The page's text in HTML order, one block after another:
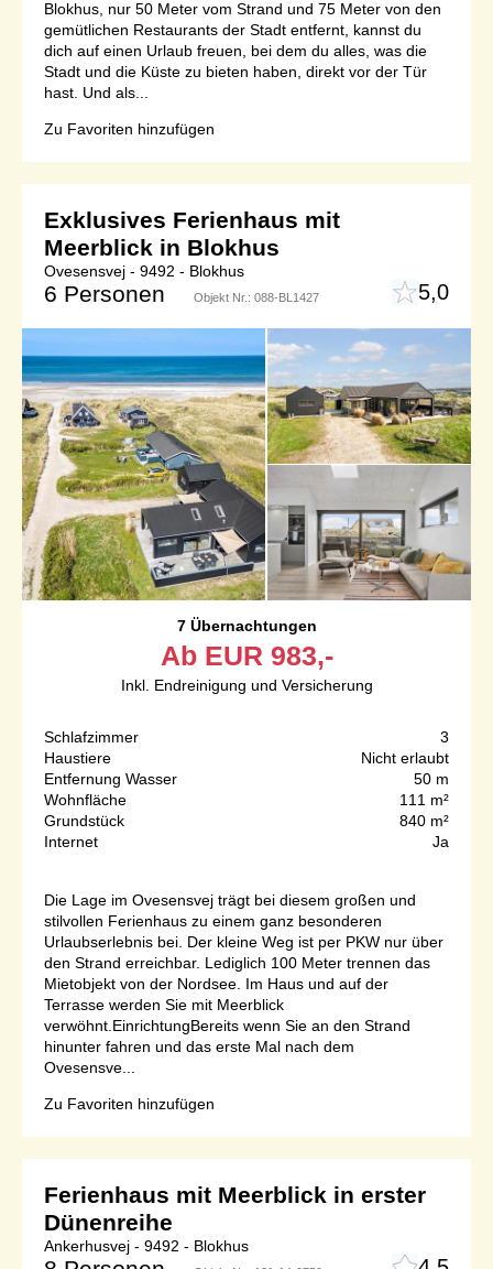
Blokhus, nur 50 Meter vom Strand und 75 Meter von den
gemütlichen Restaurants der Stadt entfernt, kannst du
dich auf einen Urlaub freuen, bei dem du alles, was die
Stadt und die Küste zu bieten haben, direkt vor der Tür
hast. Und als...
Zu Favoriten hinzufügen
Exklusives Ferienhaus mit
Meerblick in Blokhus
Ovesensvej - 9492 - Blokhus
6 Personen Objekt Nr.: 088-BL1427 5,0
7 Übernachtungen
Ab EUR 983,-
Inkl. Endreinigung und Versicherung
Schlafzimmer
3
Haustiere
Nicht erlaubt
Entfernung Wasser
50 m
Wohnfläche
111 m²
Grundstück
840 m²
Internet
Ja
Die Lage im Ovesensvej trägt bei diesem großen und
stilvollen Ferienhaus zu einem ganz besonderen
Urlaubserlebnis bei. Der kleine Weg ist per PKW nur über
den Strand erreichbar. Lediglich 100 Meter trennen das
Mietobjekt von der Nordsee. Im Haus und auf der
Terrasse werden Sie mit Meerblick
verwöhnt.EinrichtungBereits wenn Sie an den Strand
hinunter fahren und das erste Mal nach dem
Ovesensve...
Zu Favoriten hinzufügen
Ferienhaus mit Meerblick in erster
Dünenreihe
Ankerhusvej - 9492 - Blokhus